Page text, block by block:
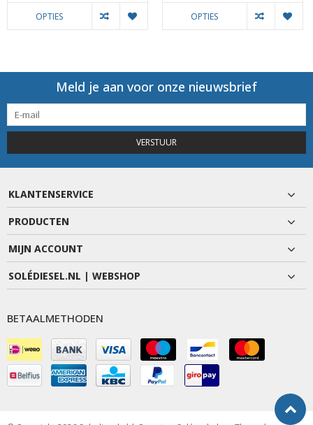
OPTIES OPTIES
Meld je aan voor onze nieuwsbrief
VERSTUUR
KLANTENSERVICE
PRODUCTEN
MIJN ACCOUNT
SOLÉDIESEL.NL | WEBSHOP
BETAALMETHODEN